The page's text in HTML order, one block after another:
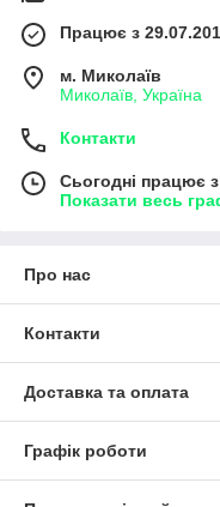
Працює з
м. Миколаїв
Миколаїв, Україна
Контакти
Сьогодні працює
Показати весь
Про нас
Контакти
Доставка та оплата
Графік роботи